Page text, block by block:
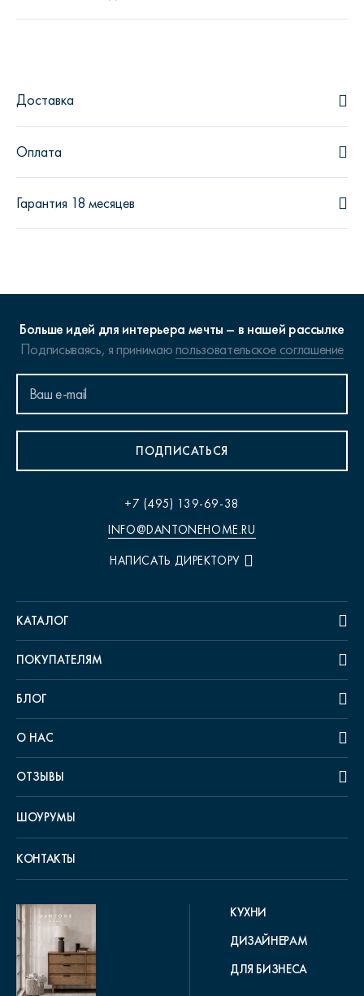
Доставка
Оплата
Гарантия 18 месяцев
Больше идей для интерьера мечты – в нашей рассылке
Подписываясь, я принимаюпользовательское соглашение
ПОДПИСАТЬСЯ
+7 (495) 139-69-38
INFO@DANTONEHOME.RU
НАПИСАТЬ ДИРЕКТОРУ
КАТАЛОГ
ПОКУПАТЕЛЯМ
БЛОГ
О НАС
ОТЗЫВЫ
ШОУРУМЫ
КОНТАКТЫ
КУХНИ
ДИЗАЙНЕРАМ
ДЛЯ БИЗНЕСА